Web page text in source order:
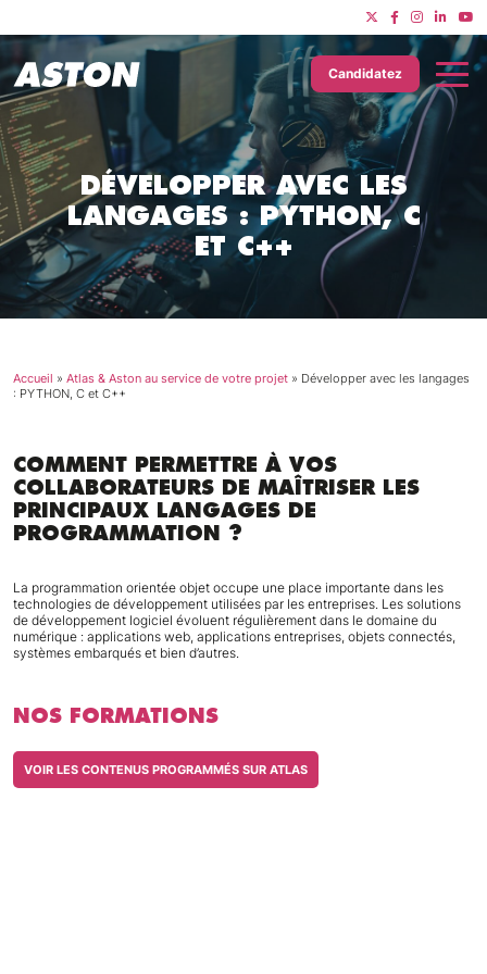
Candidatez
DÉVELOPPER AVEC LES
LANGAGES : PYTHON, C
ET C++
Accueil » Atlas & Aston au service de votre projet » Développer avec les langages
: PYTHON, C et C++
COMMENT PERMETTRE À VOS
COLLABORATEURS DE MAÎTRISER LES
PRINCIPAUX LANGAGES DE
PROGRAMMATION ?
La programmation orientée objet occupe une place importante dans les
technologies de développement utilisées par les entreprises. Les solutions
de développement logiciel évoluent régulièrement dans le domaine du
numérique : applications web, applications entreprises, objets connectés,
systèmes embarqués et bien d’autres.
NOS FORMATIONS
VOIR LES CONTENUS PROGRAMMÉS SUR ATLAS